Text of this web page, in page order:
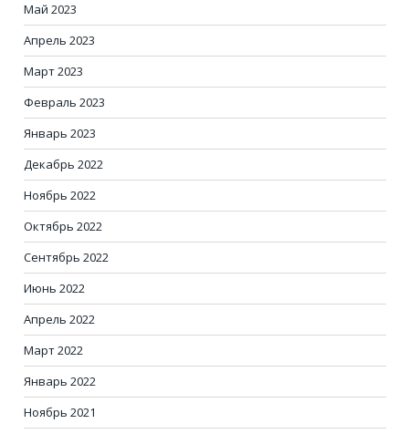
Май 2023
Апрель 2023
Март 2023
Февраль 2023
Январь 2023
Декабрь 2022
Ноябрь 2022
Октябрь 2022
Сентябрь 2022
Июнь 2022
Апрель 2022
Март 2022
Январь 2022
Ноябрь 2021